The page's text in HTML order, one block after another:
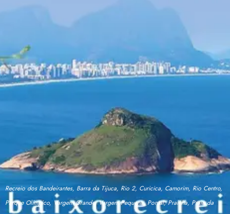
Recreio dos Bandeirantes, Barra da Tijuca, Rio 2, Curicica, Camorim, Rio Centro,
Parque Olímpico, Vargem Grande, Vargem Pequena, Pontal, Prainha, Praia da